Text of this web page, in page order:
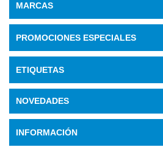
MARCAS
PROMOCIONES ESPECIALES
ETIQUETAS
NOVEDADES
INFORMACIÓN